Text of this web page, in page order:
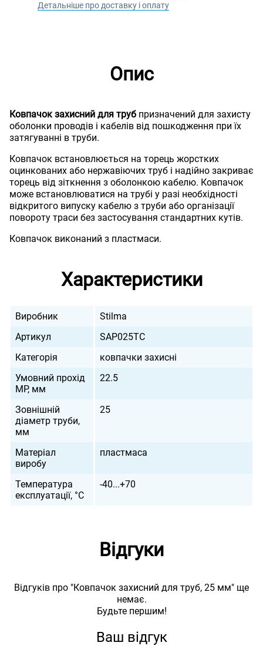
Детальніше про доставку і оплату
Опис
Ковпачок захисний для труб призначений для захисту
оболонки проводів і кабелів від пошкодження при їх
затягуванні в труби.
Ковпачок встановлюється на торець жорстких
оцинкованих або нержавіючих труб і надійно закриває
торець від зіткнення з оболонкою кабелю. Ковпачок
може встановлюватися на трубі у разі необхідності
відкритого випуску кабелю з труби або організації
повороту траси без застосування стандартних кутів.
Ковпачок виконаний з пластмаси.
Характеристики
Виробник
Stilma
Артикул
SAP025TC
Категорія
ковпачки захисні
Умовний прохід
МР, мм
22.5
Зовнішній
діаметр труби,
мм
25
Матеріал
виробу
пластмаса
Температура
експлуатації, °С
-40...+70
Відгуки
Відгуків про "Ковпачок захисний для труб, 25 мм" ще
немає.
Будьте першим!
Ваш відгук